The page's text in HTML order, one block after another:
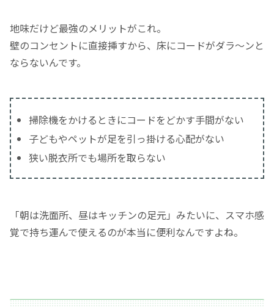
地味だけど最強のメリットがこれ。
壁のコンセントに直接挿すから、床にコードがダラ〜ンと
ならないんです。
掃除機をかけるときにコードをどかす手間がない
子どもやペットが足を引っ掛ける心配がない
狭い脱衣所でも場所を取らない
「朝は洗面所、昼はキッチンの足元」みたいに、スマホ感
覚で持ち運んで使えるのが本当に便利なんですよね。